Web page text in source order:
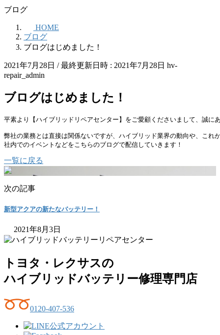
ブログ
HOME
ブログ
ブログはじめました！
2021年7月28日 / 最終更新日時 : 2021年7月28日 hv-
repair_admin
ブログはじめました！
平素より【ハイブリッドリペアセンター】をご愛顧くださいまして、誠に
弊社の業務とは直接は関係ないですが、ハイブリッド業界の動向や、これ
社内でのイベントなどをこちらのブログで配信していきます！
一覧に戻る
次の記事
新型アクアの新たなバッテリー！
2021年8月3日
トヨタ・レクサスの
ハイブリッドバッテリー修理専門店
0120-407-536